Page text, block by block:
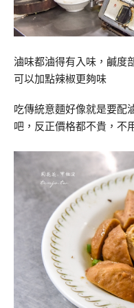
滷味都滷得有入味，鹹度
可以加點辣椒更夠味
吃傳統意麵好像就是要配
吧，反正價格都不貴，不